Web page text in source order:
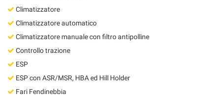
Climatizzatore
Climatizzatore automatico
Climatizzatore manuale con filtro antipolline
Controllo trazione
ESP
ESP con ASR/MSR, HBA ed Hill Holder
Fari Fendinebbia